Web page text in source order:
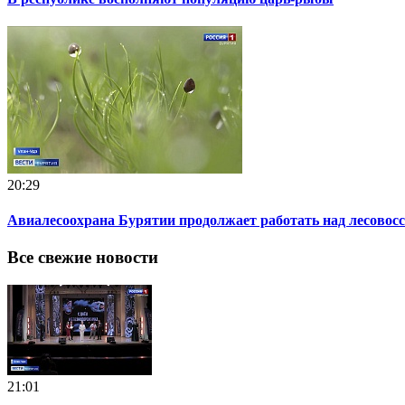
20:29
Авиалесоохрана Бурятии продолжает работать над
Все свежие новости
21:01